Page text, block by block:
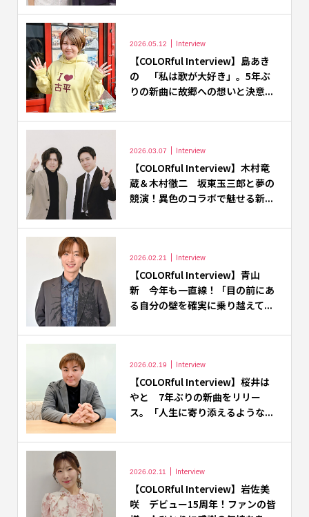
2026.05.12 Interview
【COLORful Interview】島あき
の 「私は歌が大好き」。5年ぶ
りの新曲に故郷への想いと決意...
2026.03.07 Interview
【COLORful Interview】木村竜
蔵＆木村徹二 坂東玉三郎と夢の
競演！異色のコラボで魅せる新...
2026.02.21 Interview
【COLORful Interview】青山
新 今年も一直線！「目の前にあ
る自分の壁を確実に乗り越えて...
2026.02.19 Interview
【COLORful Interview】桜井は
やと 7年ぶりの新曲をリリー
ス。「人生に寄り添えるような...
2026.02.11 Interview
【COLORful Interview】岩佐美
咲 デビュー15周年！ファンの皆